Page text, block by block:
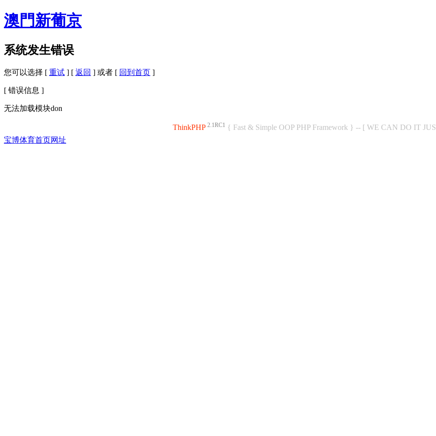
澳門新葡京
系统发生错误
您可以选择 [ 重试 ] [ 返回 ] 或者 [ 回到首页 ]
[ 错误信息 ]
无法加载模块don
ThinkPHP 2.1RC1 { Fast & Simple OOP PHP Framework } -- [ WE CAN DO IT
宝博体育首页网址